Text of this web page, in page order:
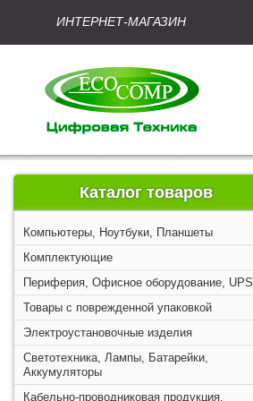
ИНТЕРНЕТ-МАГАЗИН
Каталог товаров
Компьютеры, Ноутбуки, Планшеты
Комплектующие
Периферия, Офисное оборудование, UPS
Товары с поврежденной упаковкой
Электроустановочные изделия
Светотехника, Лампы, Батарейки,
Аккумуляторы
Кабельно-проводниковая продукция,